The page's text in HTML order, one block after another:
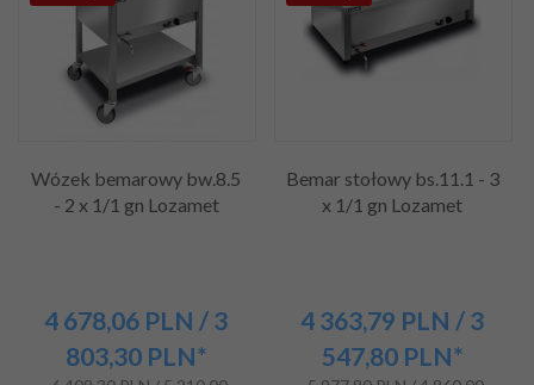
Wózek bemarowy bw.8.5
- 2 x 1/1 gn Lozamet
4 678,06 PLN / 3
803,30 PLN*
Bemar stołowy bs.11.1 - 3
x 1/1 gn Lozamet
4 363,79 PLN / 3
547,80 PLN*